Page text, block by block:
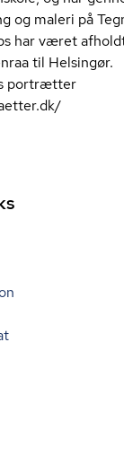
og maleri på
har været
til Helsingør.
portrætter